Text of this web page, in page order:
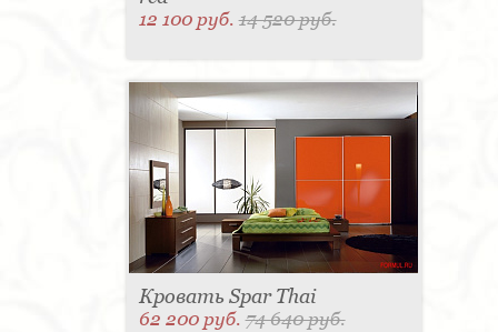
12 100 руб.14 520 руб.
Кровать Spar Thai
62 200 руб.74 640 руб.